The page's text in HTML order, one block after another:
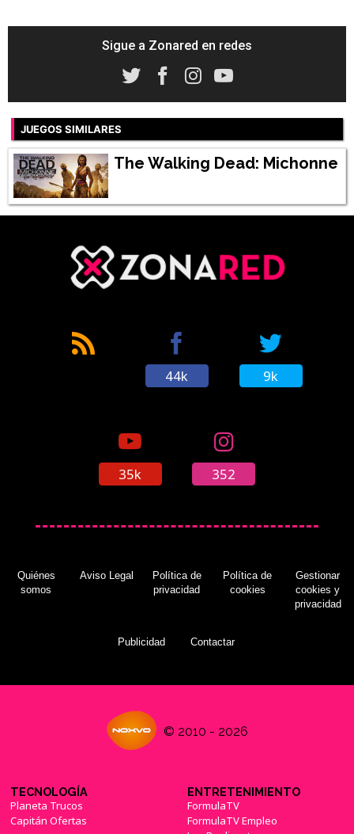
Sigue a Zonared en redes
JUEGOS SIMILARES
The Walking Dead: Michonne
44k 9k
35k 352
Quiénes
somos
Aviso Legal
Política de
privacidad
Política de
cookies
Gestionar
cookies y
privacidad
Publicidad Contactar
© 2010 - 2026
TECNOLOGÍA
Planeta Trucos
Capitán Ofertas
ENTRETENIMIENTO
FormulaTV
FormulaTV Empleo